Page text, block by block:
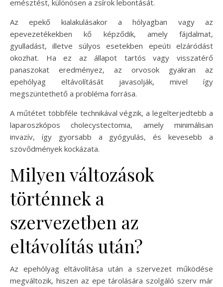
emésztést, különösen a zsírok lebontását.
Az epekő kialakulásakor a hólyagban vagy az
epevezetékekben kő képződik, amely fájdalmat,
gyulladást, illetve súlyos esetekben epeúti elzáródást
okozhat. Ha ez az állapot tartós vagy visszatérő
panaszokat eredményez, az orvosok gyakran az
epehólyag eltávolítását javasolják, mivel így
megszüntethető a probléma forrása.
A műtétet többféle technikával végzik, a legelterjedtebb a
laparoszkópos cholecystectomia, amely minimálisan
invazív, így gyorsabb a gyógyulás, és kevesebb a
szövődmények kockázata.
Milyen változások
történnek a
szervezetben az
eltávolítás után?
Az epehólyag eltávolítása után a szervezet működése
megváltozik, hiszen az epe tárolására szolgáló szerv már